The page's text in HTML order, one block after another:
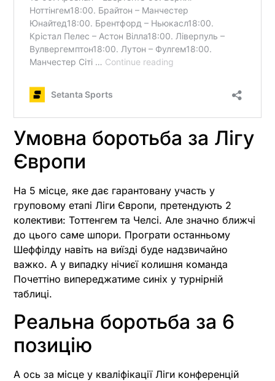
Умовна боротьба за Лігу
Європи
На 5 місце, яке дає гарантовану участь у
груповому етапі Ліги Європи, претендують 2
колективи: Тоттенгем та Челсі. Але значно ближчі
до цього саме шпори. Програти останньому
Шеффілду навіть на виїзді буде надзвичайно
важко. А у випадку нічиєї колишня команда
Почеттіно випереджатиме синіх у турнірній
таблиці.
Реальна боротьба за 6
позицію
А ось за місце у кваліфікації Ліги конференцій